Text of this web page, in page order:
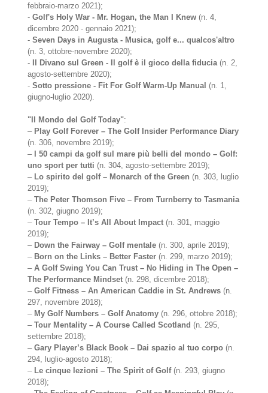
febbraio-marzo 2021);
-Golf's Holy War - Mr. Hogan, the Man I Knew (n. 4,
dicembre 2020 - gennaio 2021);
-Seven Days in Augusta - Musica, golf e... qualcos'altro
(n. 3, ottobre-novembre 2020);
-
Il Divano sul Green - Il golf è il gioco della fiducia(n. 2,
agosto-settembre 2020);
-Sotto pressione - Fit For Golf Warm-Up Manual (n. 1,
giugno-luglio 2020).
"Il Mondo del Golf Today":
– Play Golf Forever – The Golf Insider Performance Diary
(n. 306, novembre 2019);
–
I 50 campi da golf sul mare più belli del mondo – Golf:
uno sport per tutti (n. 304, agosto-settembre 2019);
– Lo spirito del golf – Monarch of the Green (n. 303, luglio
2019);
–The Peter Thomson Five – From Turnberry to Tasmania
(n. 302, giugno 2019);
–Tour Tempo – It’s All About Impact (n. 301, maggio
2019);
– Down the Fairway – Golf mentale (n. 300, aprile 2019);
– Born on the Links – Better Faster (n. 299, marzo 2019);
–A Golf Swing You Can Trust – No Hiding in The Open –
The Performance Mindset (n. 298, dicembre 2018);
–Golf Fitness – An American Caddie in St. Andrews (n.
297, novembre 2018);
– My Golf Numbers – Golf Anatomy (n. 296, ottobre 2018);
–Tour Mentality – A Course Called Scotland (n. 295,
settembre 2018);
–Gary Player’s Black Book – Dai spazio al tuo corpo (n.
294, luglio-agosto 2018);
– Le cinque lezioni – The Spirit of Golf(n. 293, giugno
2018);